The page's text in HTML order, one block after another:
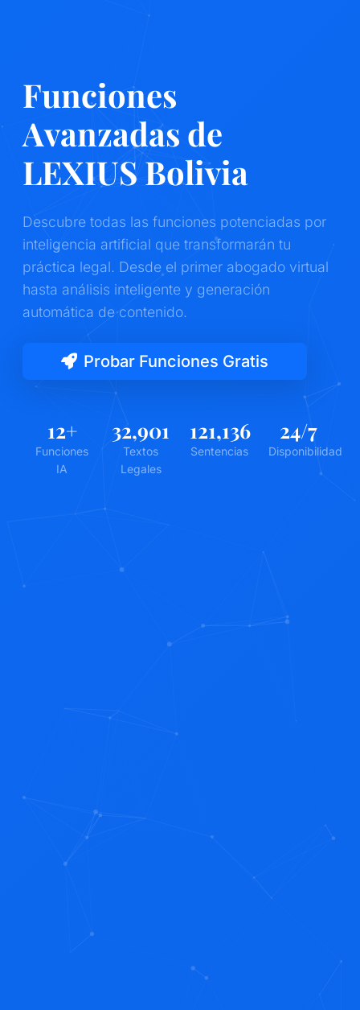
Funciones
Avanzadas de
LEXIUS Bolivia
Descubre todas las funciones potenciadas por
inteligencia artificial que transformarán tu
práctica legal. Desde el primer abogado virtual
hasta análisis inteligente y generación
automática de contenido.
Probar Funciones Gratis
12+
Funciones
IA
32,901
Textos
Legales
121,136
Sentencias
24/7
Disponibilidad